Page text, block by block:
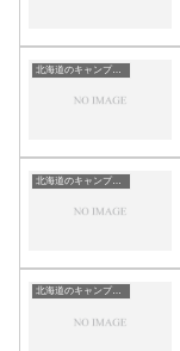
北海道のキャンプ場一覧
北海道のキャンプ場一覧
北海道のキャンプ場一覧